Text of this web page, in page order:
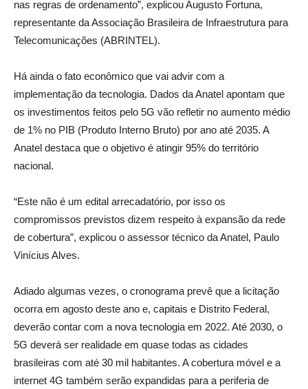
nas regras de ordenamento”, explicou Augusto Fortuna,
representante da Associação Brasileira de Infraestrutura para
Telecomunicações (ABRINTEL).
Há ainda o fato econômico que vai advir com a
implementação da tecnologia. Dados da Anatel apontam que
os investimentos feitos pelo 5G vão refletir no aumento médio
de 1% no PIB (Produto Interno Bruto) por ano até 2035. A
Anatel destaca que o objetivo é atingir 95% do território
nacional.
“Este não é um edital arrecadatório, por isso os
compromissos previstos dizem respeito à expansão da rede
de cobertura”, explicou o assessor técnico da Anatel, Paulo
Vinícius Alves.
Adiado algumas vezes, o cronograma prevê que a licitação
ocorra em agosto deste ano e, capitais e Distrito Federal,
deverão contar com a nova tecnologia em 2022. Até 2030, o
5G deverá ser realidade em quase todas as cidades
brasileiras com até 30 mil habitantes. A cobertura móvel e a
internet 4G também serão expandidas para a periferia de